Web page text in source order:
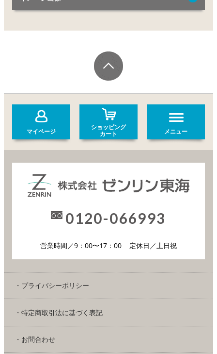
マイページ
ショッピング
カート
メニュー
0120-066993
営業時間／9：00〜17：00 定休日／土日祝
・プライバシーポリシー
・特定商取引法に基づく表記
・お問合わせ